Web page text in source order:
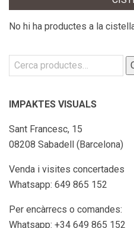
es
triar
No hi ha productes a la
Cerca:
IMPAKTES VISUALS
Sant Francesc, 15
08208 Sabadell (Barcelona)
Venda i visites concertades
Whatsapp: 649 865 152
Per encàrrecs o comandes:
Whatsapp: +34 649 865 152